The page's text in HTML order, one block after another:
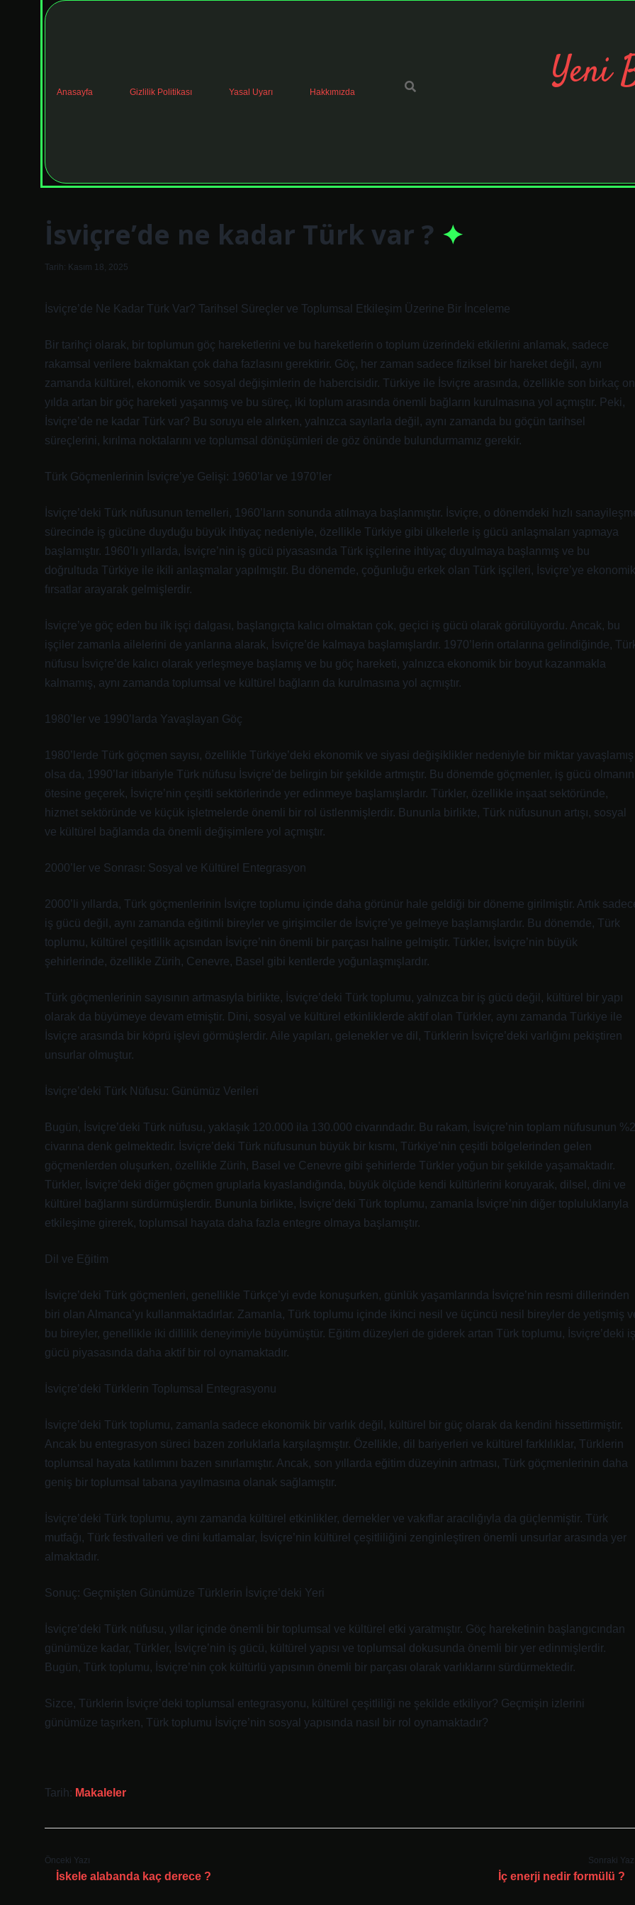
Anasayfa Gizlilik Politikası Yasal Uyarı Hakkımızda Yeni
İsviçre’de ne kadar Türk var ?
Tarih: Kasım 18, 2025
İsviçre’de Ne Kadar Türk Var? Tarihsel Süreçler ve Toplumsal Etkileşim Üzerine Bir İnceleme
Bir tarihçi olarak, bir toplumun göç hareketlerini ve bu hareketlerin o toplum üzerindeki etkilerini anlamak, sadece
rakamsal verilere bakmaktan çok daha fazlasını gerektirir. Göç, her zaman sadece fiziksel bir hareket değil, aynı
zamanda kültürel, ekonomik ve sosyal değişimlerin de habercisidir. Türkiye ile İsviçre arasında, özellikle son birkaç on
yılda artan bir göç hareketi yaşanmış ve bu süreç, iki toplum arasında önemli bağların kurulmasına yol açmıştır. Peki,
İsviçre’de ne kadar Türk var? Bu soruyu ele alırken, yalnızca sayılarla değil, aynı zamanda bu göçün tarihsel
süreçlerini, kırılma noktalarını ve toplumsal dönüşümleri de göz önünde bulundurmamız gerekir.
Türk Göçmenlerinin İsviçre’ye Gelişi: 1960’lar ve 1970’ler
İsviçre’deki Türk nüfusunun temelleri, 1960’ların sonunda atılmaya başlanmıştır. İsviçre, o dönemdeki hızlı
sürecinde iş gücüne duyduğu büyük ihtiyaç nedeniyle, özellikle Türkiye gibi ülkelerle iş gücü anlaşmaları yapmaya
başlamıştır. 1960’lı yıllarda, İsviçre’nin iş gücü piyasasında Türk işçilerine ihtiyaç duyulmaya başlanmış ve bu
doğrultuda Türkiye ile ikili anlaşmalar yapılmıştır. Bu dönemde, çoğunluğu erkek olan Türk işçileri, İsviçre’ye ekonomik
fırsatlar arayarak gelmişlerdir.
İsviçre’ye göç eden bu ilk işçi dalgası, başlangıçta kalıcı olmaktan çok, geçici iş gücü olarak görülüyordu. Ancak, bu
işçiler zamanla ailelerini de yanlarına alarak, İsviçre’de kalmaya başlamışlardır. 1970’lerin ortalarına gelindiğinde,
nüfusu İsviçre’de kalıcı olarak yerleşmeye başlamış ve bu göç hareketi, yalnızca ekonomik bir boyut kazanmakla
kalmamış, aynı zamanda toplumsal ve kültürel bağların da kurulmasına yol açmıştır.
1980’ler ve 1990’larda Yavaşlayan Göç
1980’lerde Türk göçmen sayısı, özellikle Türkiye’deki ekonomik ve siyasi değişiklikler nedeniyle bir miktar yavaşlamış
olsa da, 1990’lar itibariyle Türk nüfusu İsviçre’de belirgin bir şekilde artmıştır. Bu dönemde göçmenler, iş gücü olmanın
ötesine geçerek, İsviçre’nin çeşitli sektörlerinde yer edinmeye başlamışlardır. Türkler, özellikle inşaat sektöründe,
hizmet sektöründe ve küçük işletmelerde önemli bir rol üstlenmişlerdir. Bununla birlikte, Türk nüfusunun artışı, sosyal
ve kültürel bağlamda da önemli değişimlere yol açmıştır.
2000’ler ve Sonrası: Sosyal ve Kültürel Entegrasyon
2000’li yıllarda, Türk göçmenlerinin İsviçre toplumu içinde daha görünür hale geldiği bir döneme girilmiştir. Artık
iş gücü değil, aynı zamanda eğitimli bireyler ve girişimciler de İsviçre’ye gelmeye başlamışlardır. Bu dönemde, Türk
toplumu, kültürel çeşitlilik açısından İsviçre’nin önemli bir parçası haline gelmiştir. Türkler, İsviçre’nin büyük
şehirlerinde, özellikle Zürih, Cenevre, Basel gibi kentlerde yoğunlaşmışlardır.
Türk göçmenlerinin sayısının artmasıyla birlikte, İsviçre’deki Türk toplumu, yalnızca bir iş gücü değil, kültürel bir yapı
olarak da büyümeye devam etmiştir. Dini, sosyal ve kültürel etkinliklerde aktif olan Türkler, aynı zamanda Türkiye ile
İsviçre arasında bir köprü işlevi görmüşlerdir. Aile yapıları, gelenekler ve dil, Türklerin İsviçre’deki varlığını pekiştiren
unsurlar olmuştur.
İsviçre’deki Türk Nüfusu: Günümüz Verileri
Bugün, İsviçre’deki Türk nüfusu, yaklaşık 120.000 ila 130.000 civarındadır. Bu rakam, İsviçre’nin toplam nüfusunun %2
civarına denk gelmektedir. İsviçre’deki Türk nüfusunun büyük bir kısmı, Türkiye’nin çeşitli bölgelerinden gelen
göçmenlerden oluşurken, özellikle Zürih, Basel ve Cenevre gibi şehirlerde Türkler yoğun bir şekilde yaşamaktadır.
Türkler, İsviçre’deki diğer göçmen gruplarla kıyaslandığında, büyük ölçüde kendi kültürlerini koruyarak, dilsel, dini ve
kültürel bağlarını sürdürmüşlerdir. Bununla birlikte, İsviçre’deki Türk toplumu, zamanla İsviçre’nin diğer topluluklarıyla
etkileşime girerek, toplumsal hayata daha fazla entegre olmaya başlamıştır.
Dil ve Eğitim
İsviçre’deki Türk göçmenleri, genellikle Türkçe’yi evde konuşurken, günlük yaşamlarında İsviçre’nin resmi dillerinden
biri olan Almanca’yı kullanmaktadırlar. Zamanla, Türk toplumu içinde ikinci nesil ve üçüncü nesil bireyler de yetişmiş
bu bireyler, genellikle iki dillilik deneyimiyle büyümüştür. Eğitim düzeyleri de giderek artan Türk toplumu, İsviçre’deki iş
gücü piyasasında daha aktif bir rol oynamaktadır.
İsviçre’deki Türklerin Toplumsal Entegrasyonu
İsviçre’deki Türk toplumu, zamanla sadece ekonomik bir varlık değil, kültürel bir güç olarak da kendini hissettirmiştir.
Ancak bu entegrasyon süreci bazen zorluklarla karşılaşmıştır. Özellikle, dil bariyerleri ve kültürel farklılıklar, Türklerin
toplumsal hayata katılımını bazen sınırlamıştır. Ancak, son yıllarda eğitim düzeyinin artması, Türk göçmenlerinin daha
geniş bir toplumsal tabana yayılmasına olanak sağlamıştır.
İsviçre’deki Türk toplumu, aynı zamanda kültürel etkinlikler, dernekler ve vakıflar aracılığıyla da güçlenmiştir. Türk
mutfağı, Türk festivalleri ve dini kutlamalar, İsviçre’nin kültürel çeşitliliğini zenginleştiren önemli unsurlar arasında yer
almaktadır.
Sonuç: Geçmişten Günümüze Türklerin İsviçre’deki Yeri
İsviçre’deki Türk nüfusu, yıllar içinde önemli bir toplumsal ve kültürel etki yaratmıştır. Göç hareketinin başlangıcından
günümüze kadar, Türkler, İsviçre’nin iş gücü, kültürel yapısı ve toplumsal dokusunda önemli bir yer edinmişlerdir.
Bugün, Türk toplumu, İsviçre’nin çok kültürlü yapısının önemli bir parçası olarak varlıklarını sürdürmektedir.
Sizce, Türklerin İsviçre’deki toplumsal entegrasyonu, kültürel çeşitliliği ne şekilde etkiliyor? Geçmişin izlerini
günümüze taşırken, Türk toplumu İsviçre’nin sosyal yapısında nasıl bir rol oynamaktadır?
Tarih: Makaleler
Önceki Yazı
İskele alabanda kaç derece ?
Sonraki
İç enerji nedir formülü ?